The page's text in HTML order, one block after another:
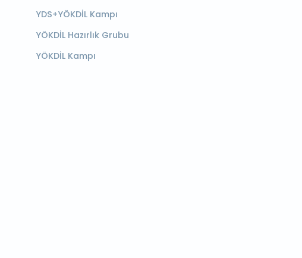
YDS+YÖKDİL Kampı
YÖKDİL Hazırlık Grubu
YÖKDİL Kampı